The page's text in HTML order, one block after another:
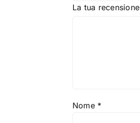
La tua recensione
Nome *